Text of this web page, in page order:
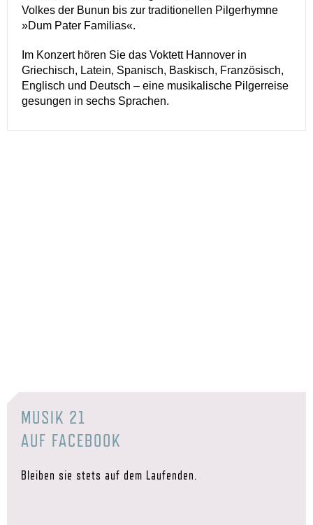
Volkes der Bunun bis zur traditionellen Pilgerhymne
»Dum Pater Familias«.
Im Konzert hören Sie das Voktett Hannover in
Griechisch, Latein, Spanisch, Baskisch, Französisch,
Englisch und Deutsch – eine musikalische Pilgerreise
gesungen in sechs Sprachen.
MUSIK 21
AUF FACEBOOK
Bleiben sie stets auf dem Laufenden.